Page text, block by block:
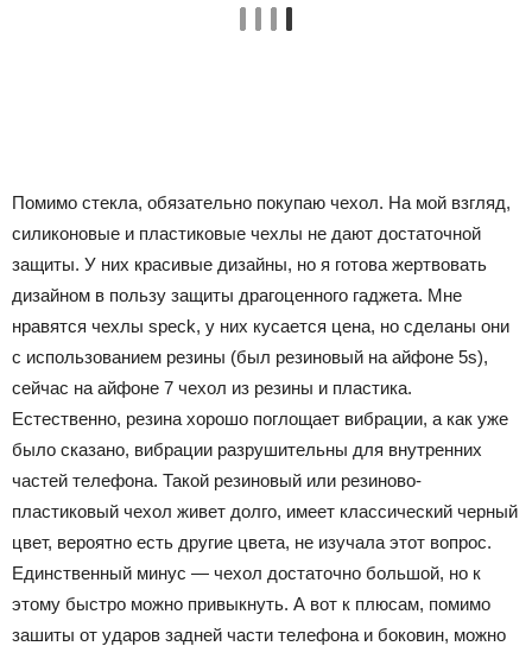
Помимо стекла, обязательно покупаю чехол. На мой взгляд,
силиконовые и пластиковые чехлы не дают достаточной
защиты. У них красивые дизайны, но я готова жертвовать
дизайном в пользу защиты драгоценного гаджета. Мне
нравятся чехлы speck, у них кусается цена, но сделаны они
с использованием резины (был резиновый на айфоне 5s),
сейчас на айфоне 7 чехол из резины и пластика.
Естественно, резина хорошо поглощает вибрации, а как уже
было сказано, вибрации разрушительны для внутренних
частей телефона. Такой резиновый или резиново-
пластиковый чехол живет долго, имеет классический черный
цвет, вероятно есть другие цвета, не изучала этот вопрос.
Единственный минус — чехол достаточно большой, но к
этому быстро можно привыкнуть. А вот к плюсам, помимо
зашиты от ударов задней части телефона и боковин, можно